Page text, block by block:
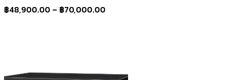
฿48,900.00 – ฿70,000.00Price